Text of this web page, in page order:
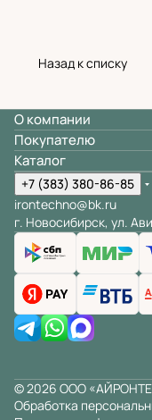
Назад к списку
О компании
Покупателю
Каталог
+7 (383) 380-86-85
irontechno@bk.ru
г. Новосибирск, ул.
© 2026 ООО
Обработка